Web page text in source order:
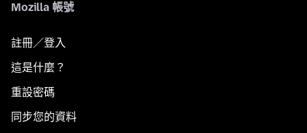
Mozilla 帳號
註冊／登入
這是什麼？
重設密碼
同步您的資料